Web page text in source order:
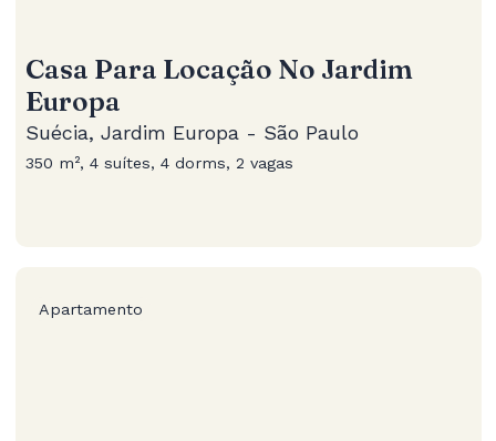
Casa Para Locação No Jardim
Europa
Suécia, Jardim Europa - São Paulo
350 m², 4 suítes, 4 dorms, 2 vagas
Apartamento